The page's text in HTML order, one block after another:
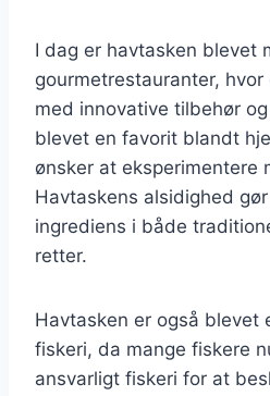
I dag er havtasken blevet
gourmetrestauranter,
med innovative tilbehør
blevet en favorit blandt
ønsker at eksperimentere
Havtaskens alsidighed
ingrediens i både
retter.
Havtasken er også
fiskeri, da mange fiskere
ansvarligt fiskeri for at